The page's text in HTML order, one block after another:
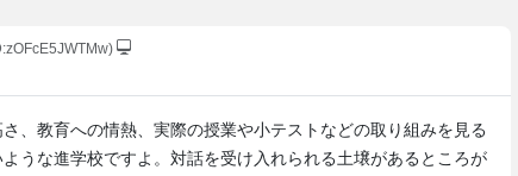
、教育への情熱、実際の授業や小テストなどの取り組みを見る
うな進学校ですよ。対話を受け入れられる土壌があるところが